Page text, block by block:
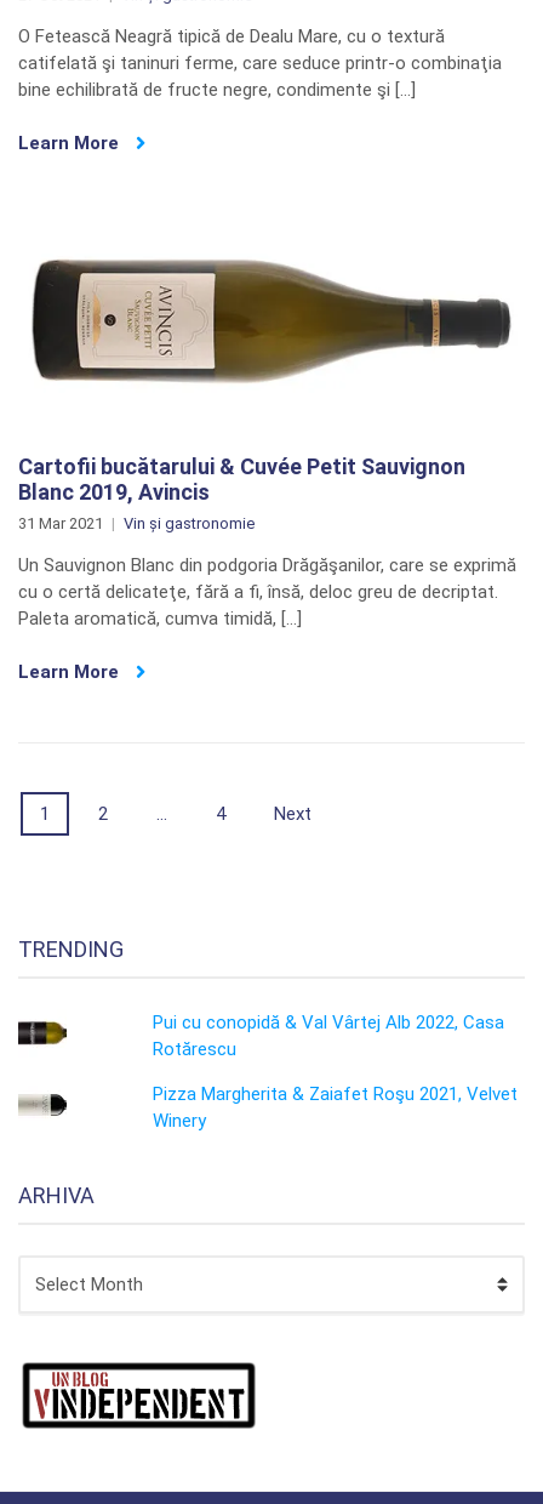
O Fetească Neagră tipică de Dealu Mare, cu o textură
catifelată şi taninuri ferme, care seduce printr-o combinaţia
bine echilibrată de fructe negre, condimente şi […]
Learn More
Cartofii bucătarului & Cuvée Petit Sauvignon
Blanc 2019, Avincis
31 Mar 2021 Vin și gastronomie
Un Sauvignon Blanc din podgoria Drăgăşanilor, care se exprimă
cu o certă delicateţe, fără a fi, însă, deloc greu de decriptat.
Paleta aromatică, cumva timidă, […]
Learn More
Posts
navigation
1 2 … 4 Next
TRENDING
Pui cu conopidă & Val Vârtej Alb 2022, Casa
Rotărescu
Pizza Margherita & Zaiafet Roşu 2021, Velvet
Winery
ARHIVA